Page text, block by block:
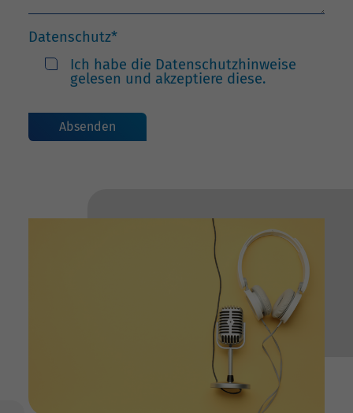
Datenschutz*
Ich habe die Datenschutzhinweise
gelesen und akzeptiere diese.